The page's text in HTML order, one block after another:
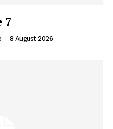
7
- 8 August 2026